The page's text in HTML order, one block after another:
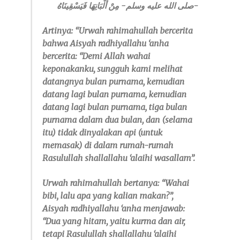
-صلى الله عليه وسلم- مِنْ أَلْبَانِهَا فَيَسْقِينَاهُ
Artinya: “Urwah rahimahullah bercerita
bahwa Aisyah radhiyallahu ‘anha
bercerita: “Demi Allah wahai
keponakanku, sungguh kami melihat
datangnya bulan purnama, kemudian
datang lagi bulan purnama, kemudian
datang lagi bulan purnama, tiga bulan
purnama dalam dua bulan, dan (selama
itu) tidak dinyalakan api (untuk
memasak) di dalam rumah-rumah
Rasulullah shallallahu ‘alaihi wasallam”.
Urwah rahimahullah bertanya: “Wahai
bibi, lalu apa yang kalian makan?”,
Aisyah radhiyallahu ‘anha menjawab:
“Dua yang hitam, yaitu kurma dan air,
tetapi Rasulullah shallallahu ‘alaihi